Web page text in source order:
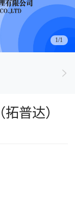
1/1
普达）